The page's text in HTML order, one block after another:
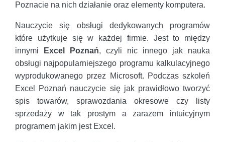
Poznacie na nich działanie oraz elementy komputera.
Nauczycie się obsługi dedykowanych programów
które użytkuje się w każdej firmie. Jest to między
innymi
Excel Poznań, czyli nic innego jak nauka
obsługi najpopularniejszego programu kalkulacyjnego
wyprodukowanego przez Microsoft. Podczas szkoleń
Excel Poznań nauczycie się jak prawidłowo tworzyć
spis towarów, sprawozdania okresowe czy listy
sprzedaży w tak prostym a zarazem intuicyjnym
programem jakim jest Excel.